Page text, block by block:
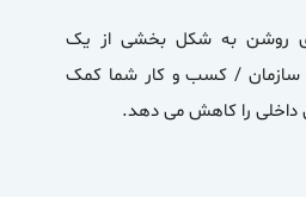
روشن به شکل بخشی از یک
سازمان / کسب و کار شما کمک
داخلی را کاهش می دهد.